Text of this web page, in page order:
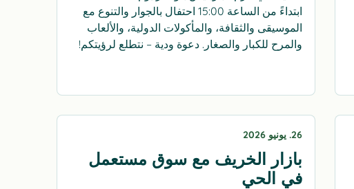
ابتداءً من الساعة 15:00 احتفال بالجوار والتنوع مع
الموسيقى والثقافة، والمأكولات الدولية، والألعاب
والمرح للكبار والصغار. دعوة ودية – نتطلع لرؤيتكم!
26. يونيو 2026
بازار الخريف مع سوق مستعمل
في الحي